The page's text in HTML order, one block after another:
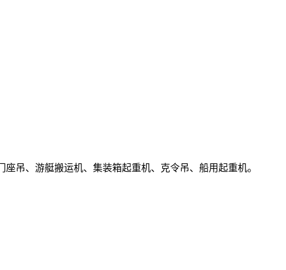
吊、游艇搬运机、集装箱起重机、克令吊、船用起重机。